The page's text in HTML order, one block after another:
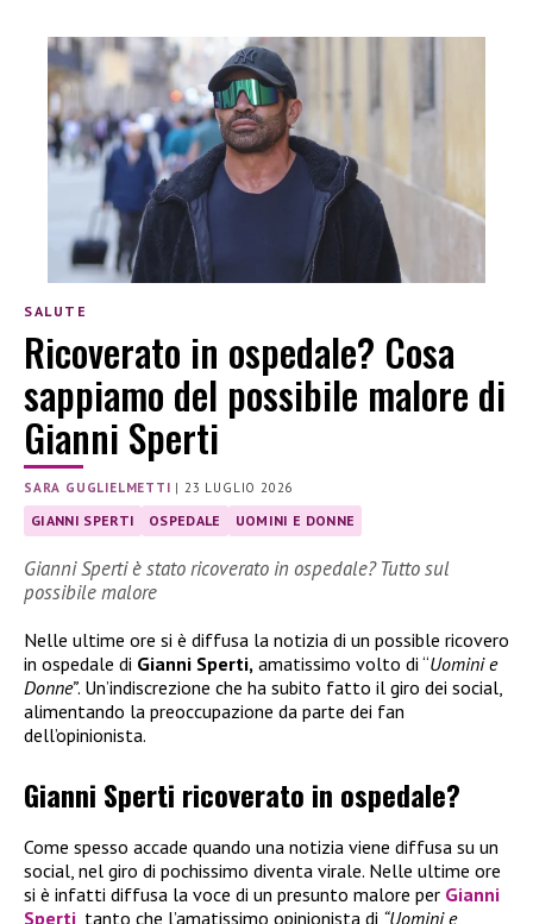
SALUTE
Ricoverato in ospedale? Cosa
sappiamo del possibile malore di
Gianni Sperti
SARA GUGLIELMETTI |23 LUGLIO 2026
GIANNI SPERTI OSPEDALE UOMINI E DONNE
Gianni Sperti è stato ricoverato in ospedale? Tutto sul
possibile malore
Nelle ultime ore si è diffusa la notizia di un possible ricovero
in ospedale di Gianni Sperti, amatissimo volto di “Uomini e
Donne”. Un’indiscrezione che ha subito fatto il giro dei social,
alimentando la preoccupazione da parte dei fan
dell’opinionista.
Gianni Sperti ricoverato in ospedale?
Come spesso accade quando una notizia viene diffusa su un
social, nel giro di pochissimo diventa virale. Nelle ultime ore
si è infatti diffusa la voce di un presunto malore per Gianni
Sperti , tanto che l’amatissimo opinionista di “Uomini e